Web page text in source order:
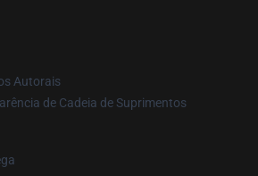
Autorais
de Cadeia de Suprimentos